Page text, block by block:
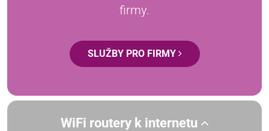
firmy.
SLUŽBY PRO FIRMY
WiFi routery k internetu